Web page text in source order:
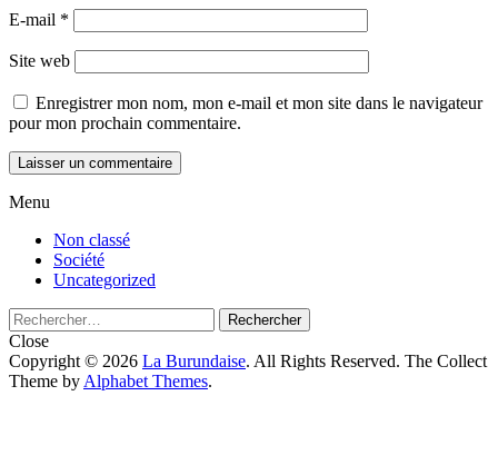
E-mail *
Site web
Enregistrer mon nom, mon e-mail et mon site dans le navigateur
pour mon prochain commentaire.
Menu
Main
menu
Non classé
Société
Uncategorized
Rechercher :
Close
Copyright © 2026 La Burundaise. All Rights Reserved. The Collect
Theme by Alphabet Themes.